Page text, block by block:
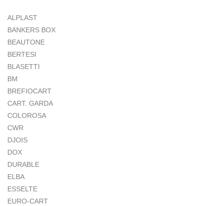
ALPLAST
BANKERS BOX
BEAUTONE
BERTESI
BLASETTI
BM
BREFIOCART
CART. GARDA
COLOROSA
CWR
DJOIS
DOX
DURABLE
ELBA
ESSELTE
EURO-CART